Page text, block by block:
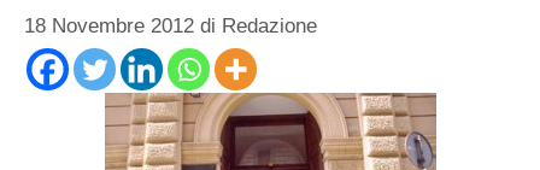
18 Novembre 2012 di Redazione